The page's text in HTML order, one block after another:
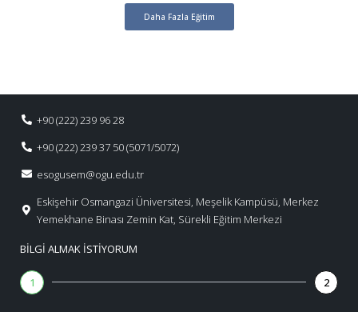
Daha Fazla Eğitim
+90 (222) 239 96 28
+90 (222) 239 37 50 (5071/5072)
esogusem@ogu.edu.tr
Eskişehir Osmangazi Üniversitesi, Meşelik Kampüsü, Merkez
Yemekhane Binası Zemin Kat, Sürekli Eğitim Merkezi
BILGI ALMAK İSTIYORUM
1 2